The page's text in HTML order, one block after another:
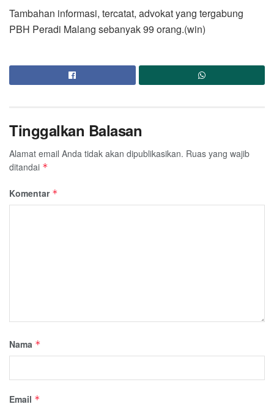
Tambahan informasi, tercatat, advokat yang tergabung
PBH Peradi Malang sebanyak 99 orang.(win)
Tinggalkan Balasan
Alamat email Anda tidak akan dipublikasikan. Ruas yang wajib
ditandai *
Komentar *
Nama *
Email *